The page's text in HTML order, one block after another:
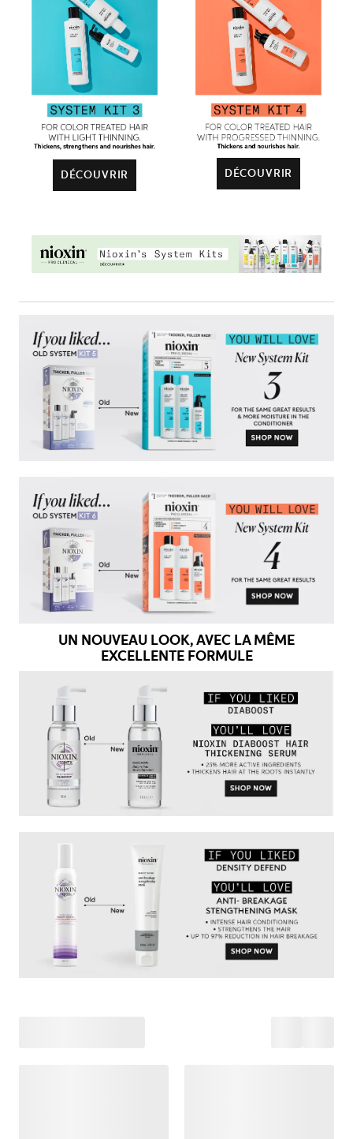
DÉCOUVRIR DÉCOUVRIR
UN NOUVEAU LOOK, AVEC LA MÊME
EXCELLENTE FORMULE